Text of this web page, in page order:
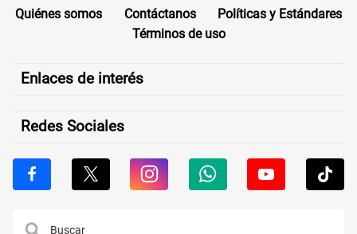
Quiénes somos Contáctanos
Políticas y Estándares
Términos de uso
Enlaces de interés
Redes Sociales